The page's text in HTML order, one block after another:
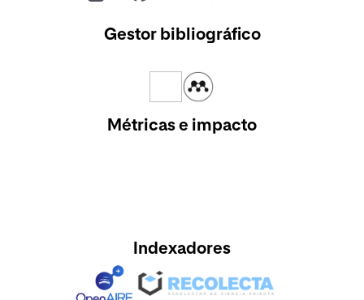
Gestor bibliográfico
Métricas e impacto
Indexadores